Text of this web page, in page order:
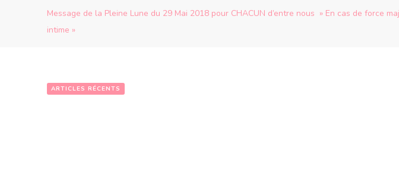
Message de la Pleine Lune du 29 Mai 2018 pour CHACUN d’entre nous » En cas de force
intime »
ARTICLES RÉCENTS